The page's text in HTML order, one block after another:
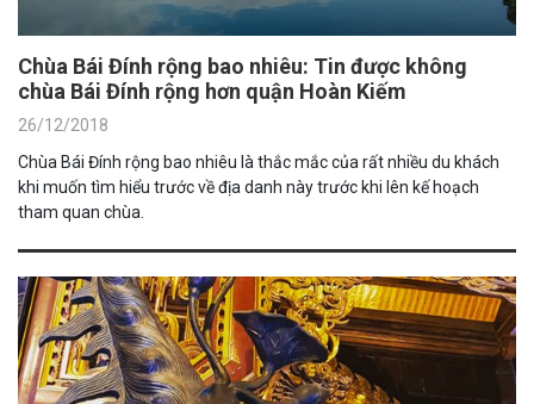
Chùa Bái Đính rộng bao nhiêu: Tin được không
chùa Bái Đính rộng hơn quận Hoàn Kiếm
26/12/2018
Chùa Bái Đính rộng bao nhiêu là thắc mắc của rất nhiều du khách
khi muốn tìm hiểu trước về địa danh này trước khi lên kế hoạch
tham quan chùa.